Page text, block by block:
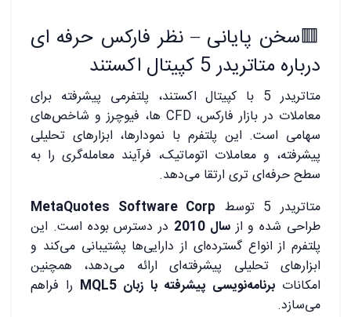
🟥سخن پایانی – نظر فارکس حرفه ای
درباره متاتریدر 5 کپیتال اکستند
متاتریدر 5 با کپیتال اکستند، پلتفرمی پیشرفته برای
معاملات در بازار فارکس، CFD ها، فیوچرز و شاخص‌های
سهامی است. این پلتفرم با نمودارها، ابزارهای تحلیلی
پیشرفته، و معاملات اتوماتیک، فرآیند معامله‌گری را به
سطح حرفه‌ای تری ارتقا می‌دهد.
متاتریدر 5 توسط
MetaQuotes Software Corp
طراحی شده و ازسال 2010
در دسترس بوده است. این
پلتفرم از انواع گسترده‌ای از دارایی‌ها پشتیبانی می‌کند و
ابزارهای تحلیلی پیشرفته‌ای ارائه می‌دهد، همچنین
امکاناتبرنامه‌نویسی پیشرفته با زبان MQL5
را فراهم
می‌سازد.